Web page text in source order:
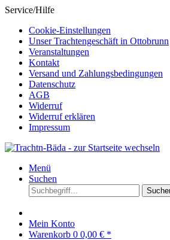
Service/Hilfe
Cookie-Einstellungen
Unser Trachtengeschäft in Ottobrunn
Veranstaltungen
Kontakt
Versand und Zahlungsbedingungen
Datenschutz
AGB
Widerruf
Widerruf erklären
Impressum
Menü
Suchen
Mein Konto
Warenkorb 0 0,00 € *